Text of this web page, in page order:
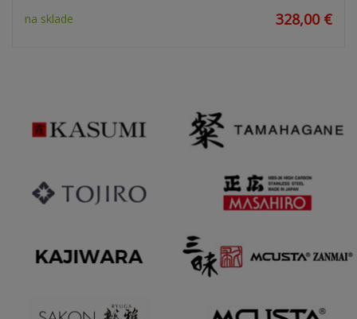
na sklade 328,00 €